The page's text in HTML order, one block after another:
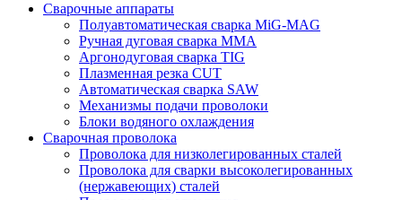
Сварочные аппараты
Полуавтоматическая сварка MiG-MAG
Ручная дуговая сварка MMA
Аргонодуговая сварка TIG
Плазменная резка CUT
Автоматическая сварка SAW
Механизмы подачи проволоки
Блоки водяного охлаждения
Сварочная проволока
Проволока для низколегированных сталей
Проволока для сварки высоколегированных
(нержавеющих) сталей